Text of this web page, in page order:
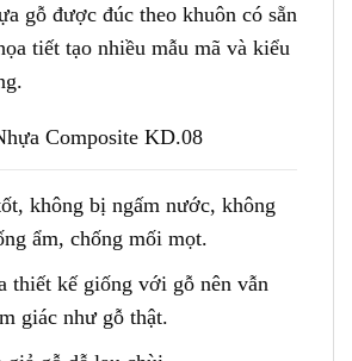
gỗ được đúc theo khuôn có sẵn
tiết tạo nhiều mẫu mã và kiểu
Composite KD.08
không bị ngấm nước, không
ẩm, chống mối mọt.
thiết kế giống với gỗ nên vẫn
giác như gỗ thật.